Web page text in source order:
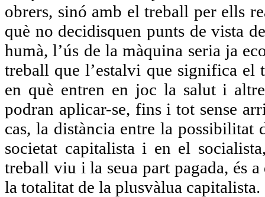
obrers, sinó amb el treball per ells
què no decidisquen punts de vista
humà, l’ús de la màquina seria ja
treball que l’estalvi que significa
en què entren en joc la salut i
podran aplicar-se, fins i tot sense
cas, la distància entre la possibilitat
societat capitalista i en el
treball viu i la seua part pagada, és
la totalitat de la plusvàlua capitalista.